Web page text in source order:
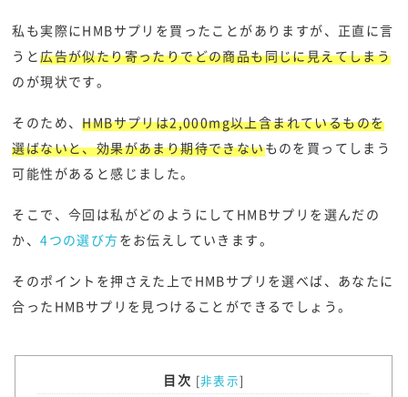
私も実際にHMBサプリを買ったことがありますが、正直に言
うと広告が似たり寄ったりでどの商品も同じに見えてしまう
のが現状です。
そのため、HMBサプリは2,000mg以上含まれているものを
選ばないと、効果があまり期待できないものを買ってしまう
可能性があると感じました。
そこで、今回は私がどのようにしてHMBサプリを選んだの
か、4つの選び方をお伝えしていきます。
そのポイントを押さえた上でHMBサプリを選べば、あなたに
合ったHMBサプリを見つけることができるでしょう。
目次 [非表示]